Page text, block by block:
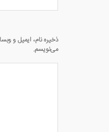
ذخیره نام، ایمیل و
می‌نویسم.